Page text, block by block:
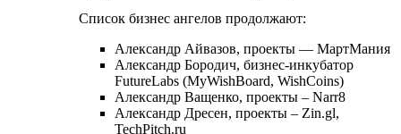
Список бизнес ангелов продолжают:
Александр Айвазов, проекты — МартМания
Александр Бородич, бизнес-инкубатор
FutureLabs (MyWishBoard, WishCoins)
Александр Ващенко, проекты – Narr8
Александр Дресен, проекты – Zin.gl,
TechPitch.ru